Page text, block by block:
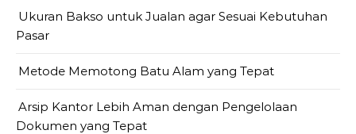
Ukuran Bakso untuk Jualan agar Sesuai Kebutuhan
Pasar
Metode Memotong Batu Alam yang Tepat
Arsip Kantor Lebih Aman dengan Pengelolaan
Dokumen yang Tepat